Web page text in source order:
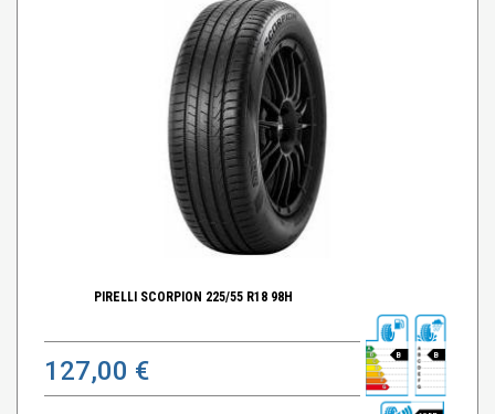
PIRELLI SCORPION 225/55 R18 98H
127,00 €
B B